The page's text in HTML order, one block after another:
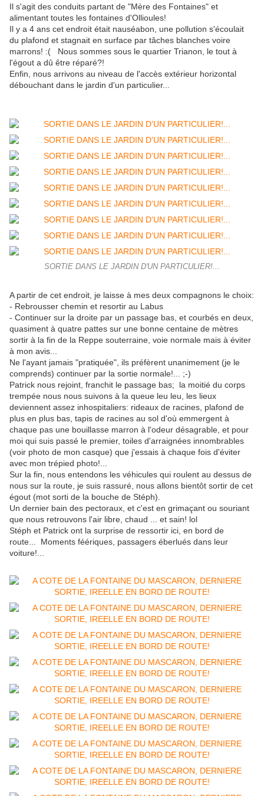
Il s'agit des conduits partant de "Mère des Fontaines" et
alimentant toutes les fontaines d'Ollioules!
Il y a 4 ans cet endroit était nauséabon, une pollution s'écoulait
du plafond et stagnait en surface par tâches blanches voire
marrons! :( Nous sommes sous le quartier Trianon, le tout à
l'égout a dû être réparé?!
Enfin, nous arrivons au niveau de l'accès extérieur horizontal
débouchant dans le jardin d'un particulier...
SORTIE DANS LE JARDIN D'UN PARTICULIER!...
A partir de cet endroit, je laisse à mes deux compagnons le choix:
- Rebrousser chemin et resortir au Labus
- Continuer sur la droite par un passage bas, et courbés en deux,
quasiment à quatre pattes sur une bonne centaine de mètres
sortir à la fin de la Reppe souterraine, voie normale mais à éviter
à mon avis...
Ne l'ayant jamais "pratiquée", ils préfèrent unanimement (je le
comprends) continuer par la sortie normale!... ;-)
Patrick nous rejoint, franchit le passage bas; la moitié du corps
trempée nous nous suivons à la queue leu leu, les lieux
deviennent assez inhospitaliers: rideaux de racines, plafond de
plus en plus bas, tapis de racines au sol d'où emmergent à
chaque pas une bouillasse marron à l'odeur désagrable, et pour
moi qui suis passé le premier, toiles d'arraignées innombrables
(voir photo de mon casque) que j'essais à chaque fois d'éviter
avec mon trépied photo!...
Sur la fin, nous entendons les véhicules qui roulent au dessus de
nous sur la route, je suis rassuré, nous allons bientôt sortir de cet
égout (mot sorti de la bouche de Stéph).
Un dernier bain des pectoraux, et c'est en grimaçant ou souriant
que nous retrouvons l'air libre, chaud ... et sain! lol
Stéph et Patrick ont la surprise de ressortir ici, en bord de
route... Moments féériques, passagers éberlués dans leur
voiture!...